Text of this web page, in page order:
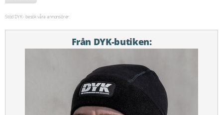
Stöd DYK - besök våra annonsörer:
Från DYK-butiken: